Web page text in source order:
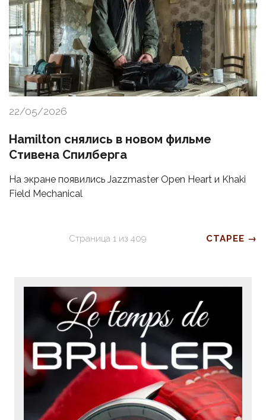
22/05/2026
Hamilton снялись в новом фильме
Стивена Спилберга
На экране появились Jazzmaster Open Heart и Khaki
Field Mechanical
Страница 1из 409 СТАРЕЕ →